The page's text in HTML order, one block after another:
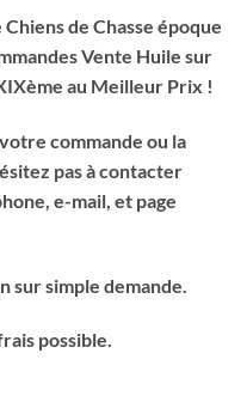
de Chasse époque
Vente Huile sur
au Meilleur Prix !
commande ou la
pas à contacter
e-mail, et page
sur simple demande.
possible.